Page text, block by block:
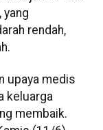
rendah,
upaya medis
keluarga
membaik.